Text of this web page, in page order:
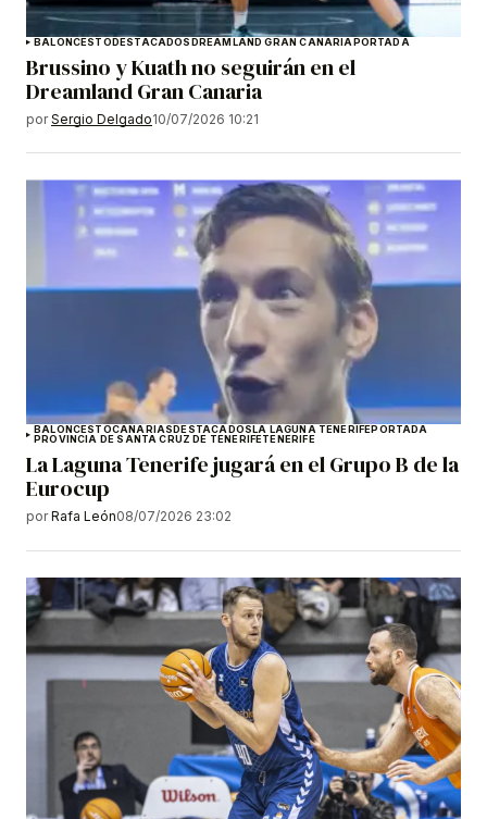
BALONCESTODESTACADOSDREAMLAND GRAN CANARIAPORTADA
Brussino y Kuath no seguirán en el
Dreamland Gran Canaria
por Sergio Delgado10/07/2026 10:21
BALONCESTOCANARIAS DESTACADOS LA LAGUNA TENERIFEPORTADA
PROVINCIA DE SANTA CRUZ DE TENERIFETENERIFE
La Laguna Tenerife jugará en el Grupo B de la
Eurocup
por Rafa León08/07/2026 23:02